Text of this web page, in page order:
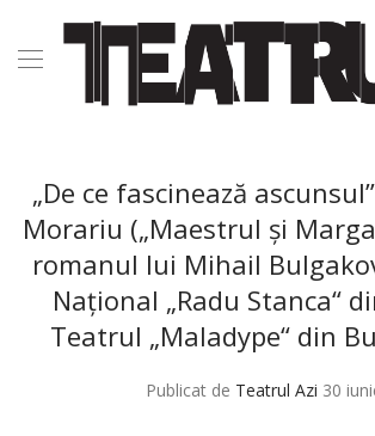
„De ce fascinează
Morariu („Maestrul şi
romanul lui Mihail
Naţional „Radu Stanca“
Teatrul „Maladype“ din
Publicat de Teatrul Azi 30